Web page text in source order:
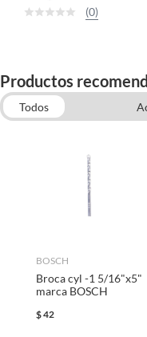
(0)
Productos
Todos
Pernos de Anclaje y
Tuercas Hexagonales
BOSCH
Broca cyl -1 5/16"x5"
marca BOSCH
$42